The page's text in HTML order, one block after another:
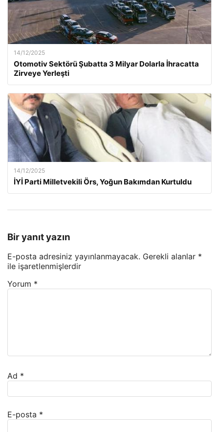
14/12/2025
Otomotiv Sektörü Şubatta 3 Milyar Dolarla İhracatta
Zirveye Yerleşti
14/12/2025
İYİ Parti Milletvekili Örs, Yoğun Bakımdan Kurtuldu
Bir yanıt yazın
E-posta adresiniz yayınlanmayacak. Gerekli alanlar *
ile işaretlenmişlerdir
Yorum *
Ad *
E-posta *